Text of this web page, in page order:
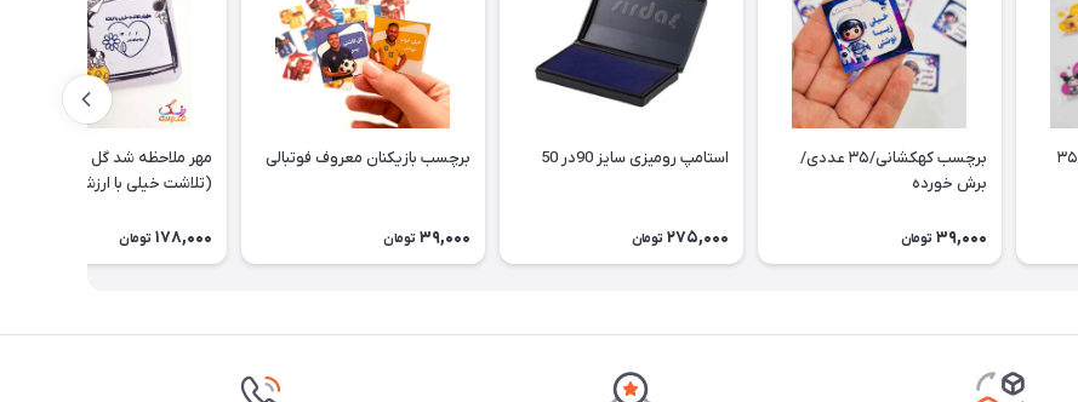
برچسب کرومی و دوستان/۳۵
برچسب کهکشانی/۳۵ عددی/
برش خورده
39,000 تومان
استامپ رومیزی سایز 90در 50
275,000 تومان
برچسب بازیکنان معروف فوتبالی
39,000 تومان
مهر ملاحظه شد گل و قلب
(تلاشت خیلی با ارزشه) کد32
178,000 تومان